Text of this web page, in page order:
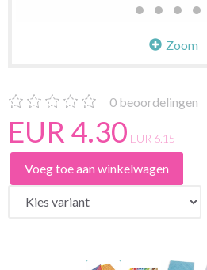
Zoom
0 beoordelingen
EUR 4.30 EUR 6.15
Voeg toe aan winkelwagen